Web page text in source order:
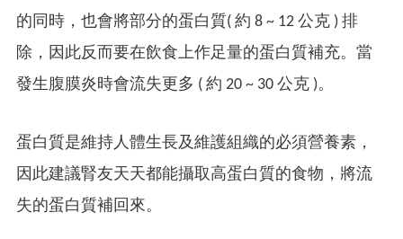
的同時，也會將部分的蛋白質( 約 8 ~ 12 公克 ) 排
除，因此反而要在飲食上作足量的蛋白質補充。當
發生腹膜炎時會流失更多 ( 約 20 ~ 30 公克 )。
蛋白質是維持人體生長及維護組織的必須營養素，
因此建議腎友天天都能攝取高蛋白質的食物，將流
失的蛋白質補回來。